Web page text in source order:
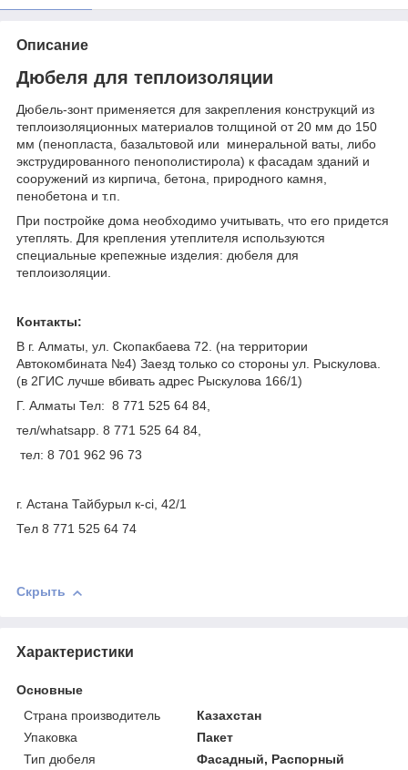
Описание
Дюбеля для теплоизоляции
Дюбель-зонт применяется для закрепления конструкций из
теплоизоляционных материалов толщиной от 20 мм до 150
мм (пенопласта, базальтовой или минеральной ваты, либо
экструдированного пенополистирола) к фасадам зданий и
сооружений из кирпича, бетона, природного камня,
пенобетона и т.п.
При постройке дома необходимо учитывать, что его придется
утеплять. Для крепления утеплителя используются
специальные крепежные изделия: дюбеля для
теплоизоляции.
Контакты:
В г. Алматы, ул. Скопакбаева 72. (на территории
Автокомбината №4) Заезд только со стороны ул. Рыскулова.
(в 2ГИС лучше вбивать адрес Рыскулова 166/1)
Г. Алматы Тел: 8 771 525 64 84,
тел/whatsapp. 8 771 525 64 84,
тел: 8 701 962 96 73
г. Астана Тайбурыл к-сі, 42/1
Тел 8 771 525 64 74
Скрыть
Характеристики
Основные
Страна производитель
Казахстан
Упаковка
Пакет
Тип дюбеля
Фасадный, Распорный